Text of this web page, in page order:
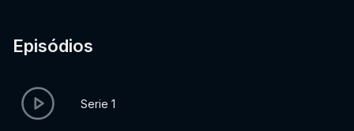
Episódios
Serie 1